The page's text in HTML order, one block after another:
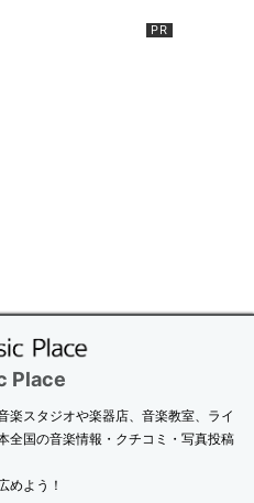
Place
楽スタジオや楽器店、音楽教室、ライ
全国の音楽情報・クチコミ・写真投稿
めよう！